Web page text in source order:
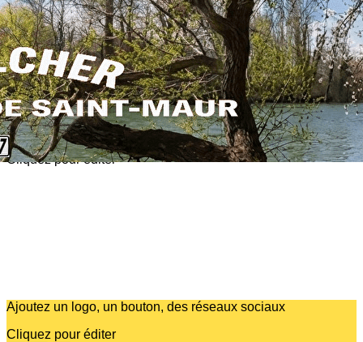
Exporter les lignes sélectionnées
Exporter toutes les colonnes
Exporter uniquement les colonnes affichées
Menu
?>
Images de la page d'accueil
Cliquez pour éditer
Ajoutez un logo, un bouton, des réseaux sociaux
Cliquez pour éditer